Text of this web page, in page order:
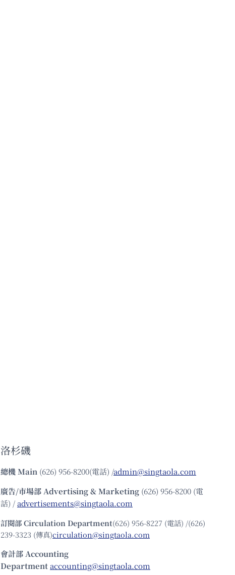
洛杉磯
總機Main (626) 956-8200(電話) /admin@singtaola.com
廣告/市場部Advertising & Marketing (626) 956-8200 (電
話) /advertisements@singtaola.com
訂閱部 Circulation Department(626) 956-8227 (電話) /(626)
239-3323 (傳真)circulation@singtaola.com
會計部 Accounting
Departmentaccounting@singtaola.com